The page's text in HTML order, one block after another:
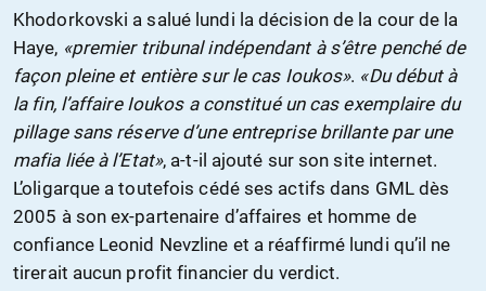
Khodorkovski a salué lundi la décision de la cour de la
Haye, «premier tribunal indépendant à s’être penché de
façon pleine et entière sur le cas Ioukos». «Du début à
la fin, l’affaire Ioukos a constitué un cas exemplaire du
pillage sans réserve d’une entreprise brillante par une
mafia liée à l’Etat», a-t-il ajouté sur son site internet.
L’oligarque a toutefois cédé ses actifs dans GML dès
2005 à son ex-partenaire d’affaires et homme de
confiance Leonid Nevzline et a réaffirmé lundi qu’il ne
tirerait aucun profit financier du verdict.